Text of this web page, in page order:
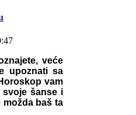
veće
upoznati sa
vam
svoje šanse i
baš ta